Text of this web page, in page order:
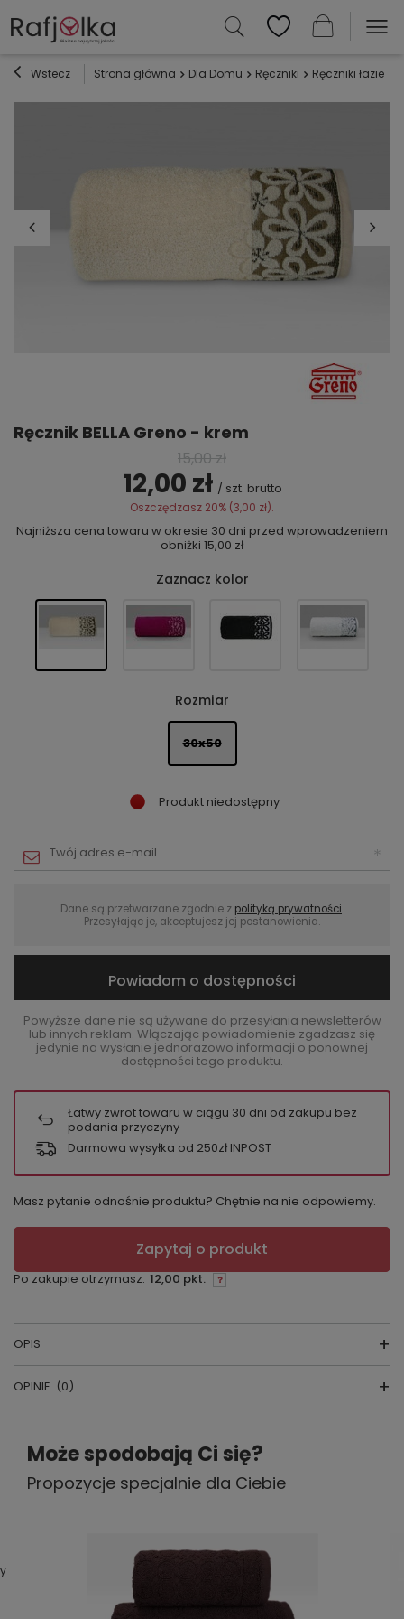
Wstecz Strona główna Dla Domu Ręczniki Ręczniki
Ręcznik BELLA Greno - krem
15,00 zł
12,00 zł / szt. brutto
Oszczędzasz 20% (3,00 zł).
Najniższa cena towaru w okresie 30 dni przed wprowadzeniem
obniżki 15,00 zł
Zaznacz kolor
Rozmiar
30x50
Produkt niedostępny
Dane są przetwarzane zgodnie z polityką prywatności.
Przesyłając je, akceptujesz jej postanowienia.
Powiadom o dostępności
Powyższe dane nie są używane do przesyłania newsletterów
lub innych reklam. Włączając powiadomienie zgadzasz się
jedynie na wysłanie jednorazowo informacji o ponownej
dostępności tego produktu.
Łatwy zwrot towaru w ciągu 30 dni od zakupu bez
podania przyczyny
Darmowa wysyłka od 250zł INPOST
Masz pytanie odnośnie produktu? Chętnie na nie odpowiemy.
Zapytaj o produkt
Po zakupie otrzymasz: 12,00 pkt.
OPIS
Ręcznik BELLA
To klasyczny, miękki i przyjemny w dotyku
dopasować każdemu kolor ręcznika do
OPINIE (0)
Napisz swoją opinię
Twoja ocena:
Treść twojej opinii
Może spodobają Ci się?
Propozycje specjalnie dla Ciebie